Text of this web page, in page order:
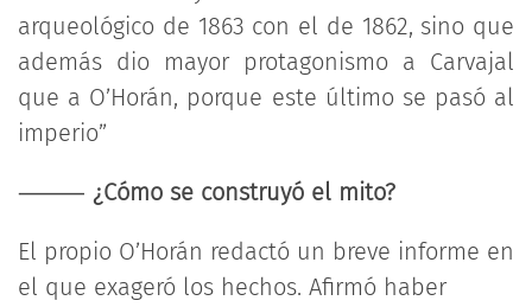
arqueológico de 1863 con el de 1862, sino que
además dio mayor protagonismo a Carvajal
que a O’Horán, porque este último se pasó al
imperio”
⸻ ¿Cómo se construyó el mito?
El propio O’Horán redactó un breve informe en
el que exageró los hechos. Afirmó haber